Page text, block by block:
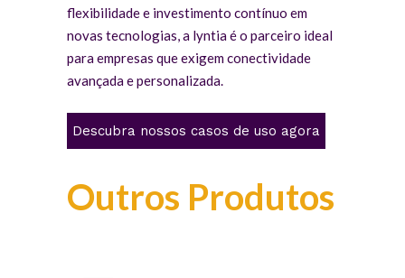
flexibilidade e investimento contínuo em
novas tecnologias, a lyntia é o parceiro ideal
para empresas que exigem conectividade
avançada e personalizada.
Descubra nossos casos de uso agora
Outros Produtos